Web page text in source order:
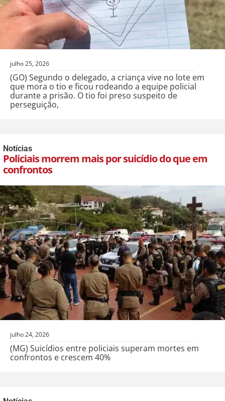
julho 25, 2026
(GO) Segundo o delegado, a criança vive no lote em
que mora o tio e ficou rodeando a equipe policial
durante a prisão. O tio foi preso suspeito de
perseguição,
Notícias
Policiais morrem mais por suicídio do que em
confrontos
julho 24, 2026
(MG) Suicídios entre policiais superam mortes em
confrontos e crescem 40%